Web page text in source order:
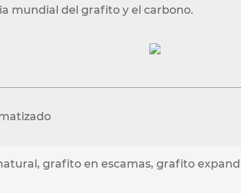
mundial del grafito y el carbono.
grafito en escamas, grafito